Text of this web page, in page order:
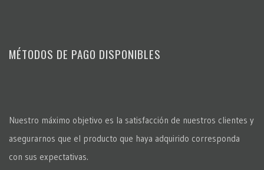
MÉTODOS DE PAGO DISPONIBLES
Nuestro máximo objetivo es la satisfacción de nuestros clientes y
asegurarnos que el producto que haya adquirido corresponda
con sus expectativas.